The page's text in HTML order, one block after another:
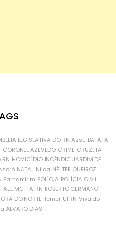
LEGISLATIVA DO RN Assu BATATA
CORONEL AZEVEDO CRIME CRUZETA
HOMICÍDIO INCÊNDIO JARDIM DE
NATAL Nilda NÉLTER QUEIROZ
Parnamirim POLÍCIA POLÍCIA CIVIL
MOTTA RN ROBERTO GERMANO
DO NORTE Temer UFRN Vivaldo
ÁLVARO DIAS